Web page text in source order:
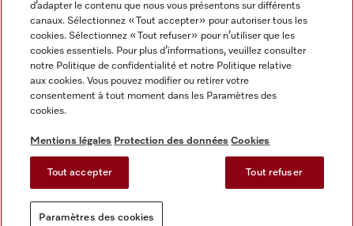
Mentions légales
CGV
Protection des données
Conditions d'utilisation
Reglement sur les services numeriques
Paramètres des cookies
d’adapter le contenu que nous vous présentons sur différents
canaux. Sélectionnez « Tout accepter » pour autoriser tous les
cookies. Sélectionnez « Tout refuser » pour n’utiliser que les
cookies essentiels. Pour plus d’informations, veuillez consulter
notre Politique de confidentialité et notre Politique relative
aux cookies. Vous pouvez modifier ou retirer votre
consentement à tout moment dans les Paramètres des
cookies.
Mentions légales Protection des données Cookies
Tout accepter Tout refuser
Paramètres des cookies